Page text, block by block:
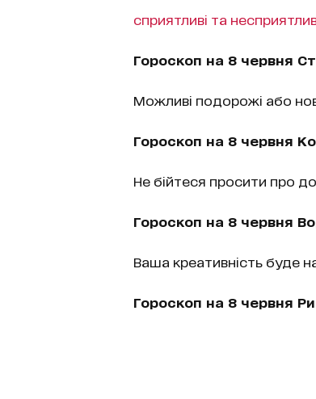
сприятливі та
Гороскоп на 8 червня
Можливі подорожі або
Гороскоп на 8 червня
Не бійтеся просити про
Гороскоп на 8 червня
Ваша креативність буде
Гороскоп на 8 червня